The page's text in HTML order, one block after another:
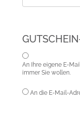
An Ihre eigene E-
immer Sie wollen.
An die E-Mail-